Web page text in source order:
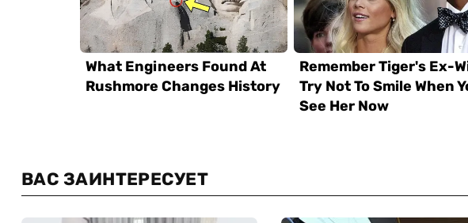
ВАС ЗАИНТЕРЕСУЕТ